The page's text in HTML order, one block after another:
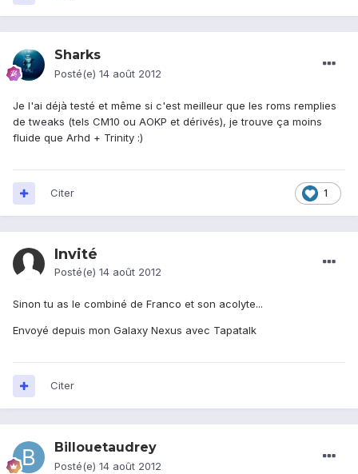
Sharks
Posté(e) 14 août 2012
Je l'ai déjà testé et même si c'est meilleur que les roms remplies
de tweaks (tels CM10 ou AOKP et dérivés), je trouve ça moins
fluide que Arhd + Trinity :)
1
Citer
Invité
Posté(e) 14 août 2012
Sinon tu as le combiné de Franco et son acolyte...
Envoyé depuis mon Galaxy Nexus avec Tapatalk
Citer
Billouetaudrey
Posté(e) 14 août 2012